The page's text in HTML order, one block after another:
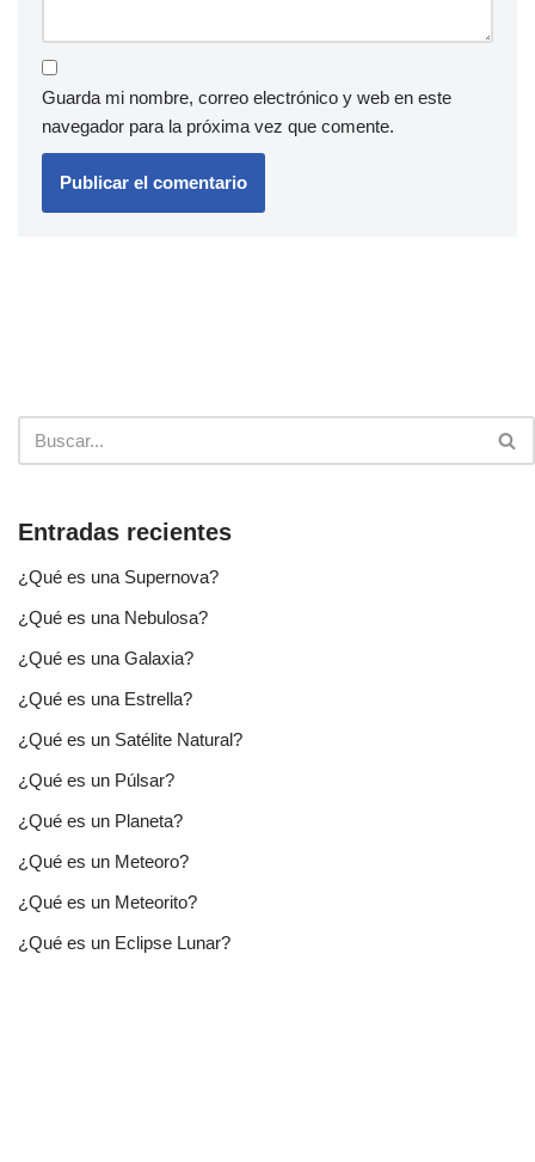
Guarda mi nombre, correo electrónico y web en este
navegador para la próxima vez que comente.
Entradas recientes
¿Qué es una Supernova?
¿Qué es una Nebulosa?
¿Qué es una Galaxia?
¿Qué es una Estrella?
¿Qué es un Satélite Natural?
¿Qué es un Púlsar?
¿Qué es un Planeta?
¿Qué es un Meteoro?
¿Qué es un Meteorito?
¿Qué es un Eclipse Lunar?